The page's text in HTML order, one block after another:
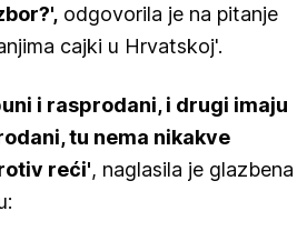
odgovorila je na pitanje
cajki u Hrvatskoj'.
i rasprodani, i drugi imaju
tu nema nikakve
reći', naglasila je glazbena